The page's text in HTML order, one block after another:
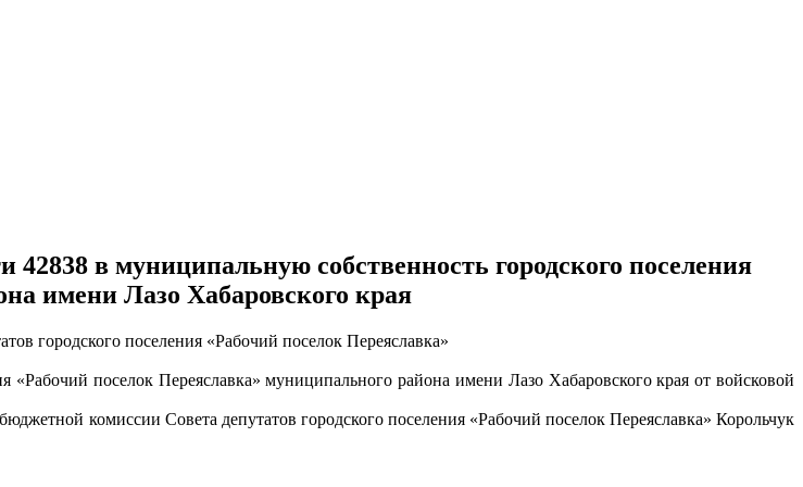
в муниципальную собственность городского поселения
имени Лазо Хабаровского края
городского поселения «Рабочий поселок Переяславка»
«Рабочий поселок Переяславка» муниципального района имени Лазо Хабаровского края от войсковой
комиссии Совета депутатов городского поселения «Рабочий поселок Переяславка» Корольчук